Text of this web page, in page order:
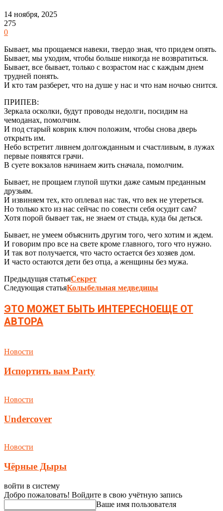
14 ноября, 2025
275
0
Бывает, мы прощаемся навеки, твердо зная, что придем опять.
Бывает, мы уходим, чтобы больше никогда не возвратиться.
Бывает, все бывает, только с возрастом нас с каждым днем
трудней понять.
И кто там разберет, что на душе у нас и что нам ночью снится.
ПРИПЕВ:
Зеркала осколки, будут проводы недолги, посидим на
чемоданах, помолчим.
И под старый коврик ключ положим, чтобы снова дверь
открыть им.
Небо встретит ливнем долгожданным и счастливым, в лужах
первые появятся грачи.
В суете вокзалов начинаем жить сначала, помолчим.
Бывает, не прощаем глупой шутки даже самым преданным
друзьям.
И извиняем тех, кто оплевал нас так, что век не утереться.
Но только кто из нас сейчас по совести себя осудит сам?
Хотя порой бывает так, не знаем от стыда, куда бы деться.
Бывает, не умеем объяснить другим того, чего хотим и ждем.
И говорим про все на свете кроме главного, того что нужно.
И так вот получается, что часто остается без хозяев дом.
И часто остаются дети без отца, а женщины без мужа.
Предыдущая статьяСекрет
Следующая статьяКолыбельная медведицы
ЭТО МОЖЕТ БЫТЬ ИНТЕРЕСНОЕЩЕ ОТ
АВТОРА
Новости
Испортить вам Party
Новости
Undercover
Новости
Чёрные Дыры
войти в систему
Добро пожаловать! Войдите в свою учётную запись
Ваше имя пользователя